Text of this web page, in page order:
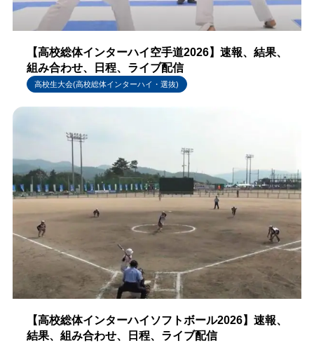
【高校総体インターハイ空手道2026】速報、結果、
組み合わせ、日程、ライブ配信
高校生大会(高校総体インターハイ・選抜)
【高校総体インターハイソフトボール2026】速報、
結果、組み合わせ、日程、ライブ配信